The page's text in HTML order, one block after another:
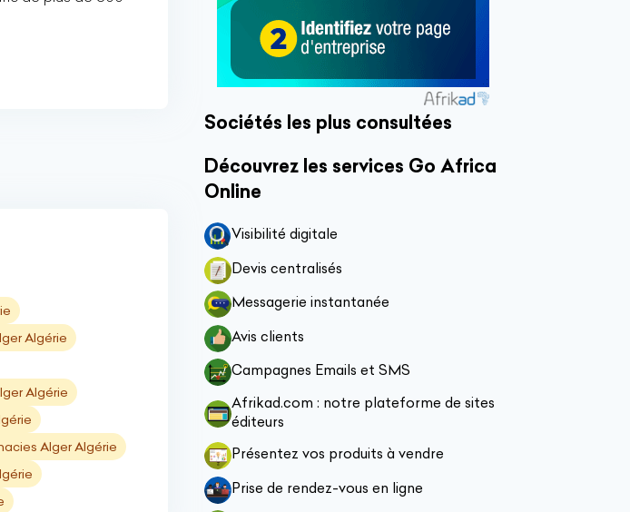
Algérie
Algérie
Alger Algérie
Sociétés les plus consultées
Découvrez les services Go Africa
Online
Visibilité digitale
Devis centralisés
Messagerie instantanée
Avis clients
Campagnes Emails et SMS
Afrikad.com : notre plateforme de sites
éditeurs
Présentez vos produits à vendre
Prise de rendez-vous en ligne